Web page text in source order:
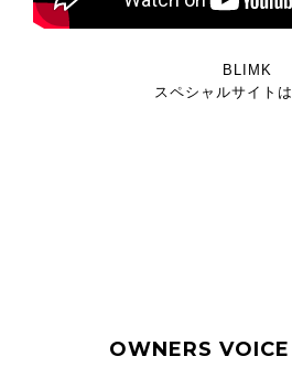
BLIMK
スペシャルサイトは
OWNERS VOICE